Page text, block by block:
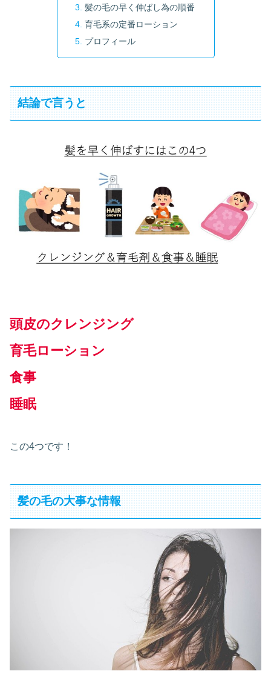
髪の毛の早く伸ばし為の順番
育毛系の定番ローション
プロフィール
結論で言うと
頭皮のクレンジング
育毛ローション
食事
睡眠
この4つです！
髪の毛の大事な情報